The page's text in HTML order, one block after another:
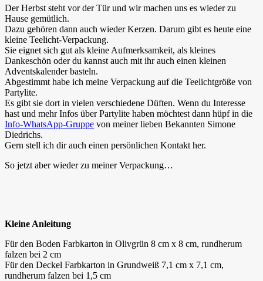
Der Herbst steht vor der Tür und wir machen uns es wieder zu
Hause gemütlich.
Dazu gehören dann auch wieder Kerzen. Darum gibt es heute eine
kleine Teelicht-Verpackung.
Sie eignet sich gut als kleine Aufmerksamkeit, als kleines
Dankeschön oder du kannst auch mit ihr auch einen kleinen
Adventskalender basteln.
Abgestimmt habe ich meine Verpackung auf die Teelichtgröße von
Partylite.
Es gibt sie dort in vielen verschiedene Düften. Wenn du Interesse
hast und mehr Infos über Partylite haben möchtest dann hüpf in die
Info-WhatsApp-Gruppe von meiner lieben Bekannten Simone
Diedrichs.
Gern stell ich dir auch einen persönlichen Kontakt her.
So jetzt aber wieder zu meiner Verpackung…
Kleine Anleitung
Für den Boden Farbkarton in Olivgrün 8 cm x 8 cm, rundherum
falzen bei 2 cm
Für den Deckel Farbkarton in Grundweiß 7,1 cm x 7,1 cm,
rundherum falzen bei 1,5 cm